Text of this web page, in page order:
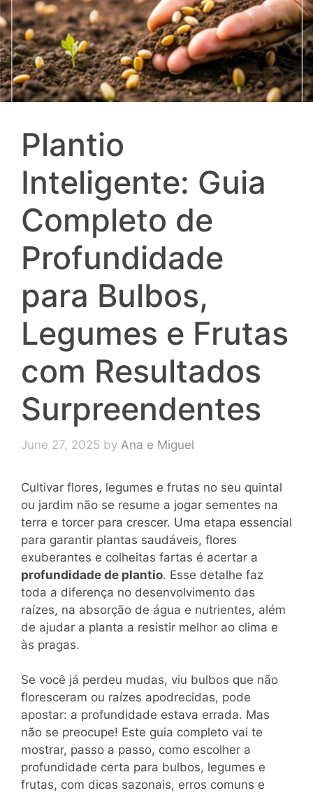
Plantio
Inteligente: Guia
Completo de
Profundidade
para Bulbos,
Legumes e Frutas
com Resultados
Surpreendentes
June 27, 2025 by Ana e Miguel
Cultivar flores, legumes e frutas no seu quintal
ou jardim não se resume a jogar sementes na
terra e torcer para crescer. Uma etapa essencial
para garantir plantas saudáveis, flores
exuberantes e colheitas fartas é acertar a
profundidade de plantio. Esse detalhe faz
toda a diferença no desenvolvimento das
raízes, na absorção de água e nutrientes, além
de ajudar a planta a resistir melhor ao clima e
às pragas.
Se você já perdeu mudas, viu bulbos que não
floresceram ou raízes apodrecidas, pode
apostar: a profundidade estava errada. Mas
não se preocupe! Este guia completo vai te
mostrar, passo a passo, como escolher a
profundidade certa para bulbos, legumes e
frutas, com dicas sazonais, erros comuns e